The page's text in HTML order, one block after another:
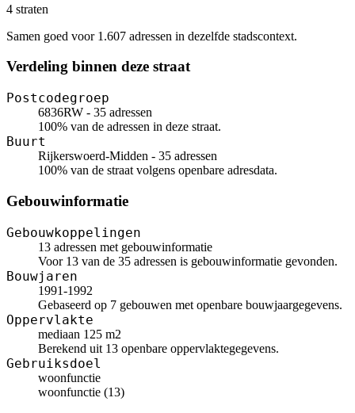
4 straten
Samen goed voor 1.607 adressen in dezelfde stadscontext.
Verdeling binnen deze straat
Postcodegroep
6836RW - 35 adressen
100% van de adressen in deze straat.
Buurt
Rijkerswoerd-Midden - 35 adressen
100% van de straat volgens openbare adresdata.
Gebouwinformatie
Gebouwkoppelingen
13 adressen met gebouwinformatie
Voor 13 van de 35 adressen is gebouwinformatie gevonden.
Bouwjaren
1991-1992
Gebaseerd op 7 gebouwen met openbare bouwjaargegevens.
Oppervlakte
mediaan 125 m2
Berekend uit 13 openbare oppervlaktegegevens.
Gebruiksdoel
woonfunctie
woonfunctie (13)